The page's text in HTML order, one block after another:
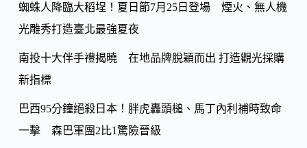
蜘蛛人降臨大稻埕！夏日節7月25日登場 煙火、無人機
光雕秀打造臺北最強夏夜
南投十大伴手禮揭曉 在地品牌脫穎而出 打造觀光採購
新指標
巴西95分鐘絕殺日本！胖虎轟頭槌、馬丁內利補時致命
一擊 森巴軍團2比1驚險晉級